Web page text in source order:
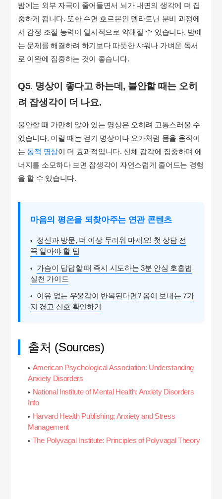
밤에는 외부 자극이 줄어들면서 뇌가 내면의 생각에 더 집
중하게 됩니다. 또한 수면 호르몬인 멜라토닌 분비 과정에
서 감정 조절 능력이 일시적으로 약해질 수 있습니다. 밤에
는 문제를 해결하려 하기보다 따뜻한 샤워나 가벼운 독서
로 이완에 집중하는 것이 좋습니다.
Q5. 명상이 좋다고 하는데, 불안할 때는 오히
려 잡생각이 더 나요.
불안할 때 가만히 앉아 있는 명상은 오히려 고통스러울 수
있습니다. 이럴 때는 걷기 명상이나 요가처럼 몸을 움직이
는 동적 명상이 더 효과적입니다. 신체 감각에 집중하며 에
너지를 소모하다 보면 잡생각이 자연스럽게 줄어드는 경험
을 할 수 있습니다.
마음의 평온을 되찾아주는 연관 콘텐츠
정신과 방문, 더 이상 두려워 마세요! 첫 상담 전
꼭 알아야 할 팁
가슴이 답답할 때 즉시 시도하는 3분 안심 호흡법
실천 가이드
이유 없는 우울감이 반복된다면? 몸이 보내는 7가
지 경고 신호 확인하기
출처 (Sources)
American Psychological Association: Understanding
Anxiety Disorders
National Institute of Mental Health: Anxiety Disorders
Info
Harvard Health Publishing: Anxiety and Stress
Management
The Polyvagal Institute: Principles of Polyvagal Theory